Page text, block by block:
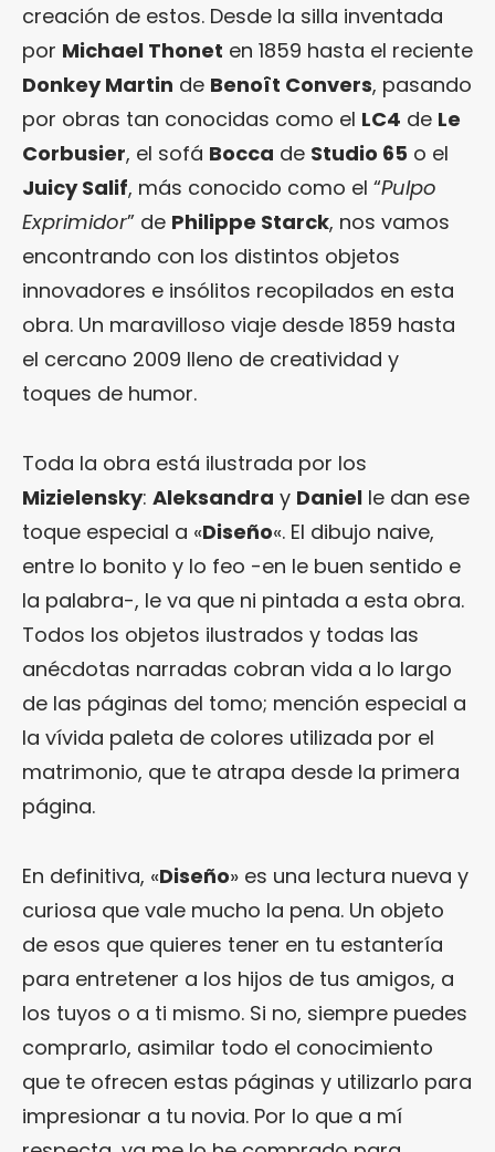
creación de estos. Desde la silla inventada
por Michael Thonet en 1859 hasta el reciente
Donkey Martin de Benoît Convers, pasando
por obras tan conocidas como el LC4 de Le
Corbusier, el sofá Bocca de Studio 65 o el
Juicy Salif, más conocido como el “Pulpo
Exprimidor” de Philippe Starck, nos vamos
encontrando con los distintos objetos
innovadores e insólitos recopilados en esta
obra. Un maravilloso viaje desde 1859 hasta
el cercano 2009 lleno de creatividad y
toques de humor.
Toda la obra está ilustrada por los
Mizielensky: Aleksandra y Daniel le dan ese
toque especial a «Diseño«. El dibujo naive,
entre lo bonito y lo feo -en le buen sentido e
la palabra-, le va que ni pintada a esta obra.
Todos los objetos ilustrados y todas las
anécdotas narradas cobran vida a lo largo
de las páginas del tomo; mención especial a
la vívida paleta de colores utilizada por el
matrimonio, que te atrapa desde la primera
página.
En definitiva, «Diseño» es una lectura nueva y
curiosa que vale mucho la pena. Un objeto
de esos que quieres tener en tu estantería
para entretener a los hijos de tus amigos, a
los tuyos o a ti mismo. Si no, siempre puedes
comprarlo, asimilar todo el conocimiento
que te ofrecen estas páginas y utilizarlo para
impresionar a tu novia. Por lo que a mí